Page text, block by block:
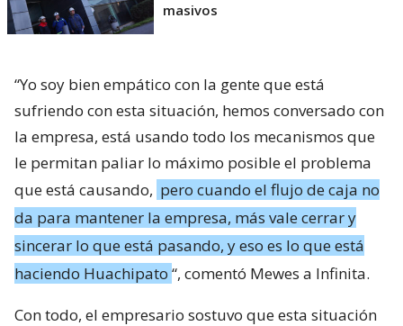
masivos
“Yo soy bien empático con la gente que está
sufriendo con esta situación, hemos conversado con
la empresa, está usando todo los mecanismos que
le permitan paliar lo máximo posible el problema
que está causando, pero cuando el flujo de caja no
da para mantener la empresa, más vale cerrar y
sincerar lo que está pasando, y eso es lo que está
haciendo Huachipato “, comentó Mewes a Infinita.
Con todo, el empresario sostuvo que esta situación